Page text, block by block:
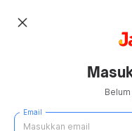
close
Email